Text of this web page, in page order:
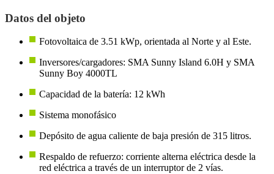
Datos del objeto
Fotovoltaica de 3.51 kWp, orientada al Norte y al Este.
Inversores/cargadores: SMA Sunny Island 6.0H y SMA
Sunny Boy 4000TL
Capacidad de la batería: 12 kWh
Sistema monofásico
Depósito de agua caliente de baja presión de 315 litros.
Respaldo de refuerzo: corriente alterna eléctrica desde la
red eléctrica a través de un interruptor de 2 vías.